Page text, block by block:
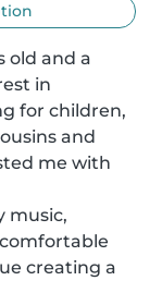
old and a
in
for children,
and
me with
music,
creating a